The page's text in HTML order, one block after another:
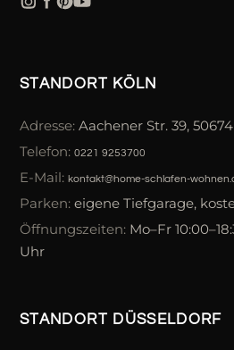
STANDORT KÖLN
Adresse: Aachener Str. 39,
Telefon: 0221 9253700
E-Mail: kontakt@home-schlafen-
Parken: eigene Tiefgarage,
Öffnungszeiten: Mo–Fr
Uhr
STANDORT DÜSSELDORF